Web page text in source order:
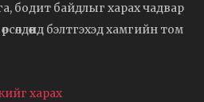
бодит байдлыг харах чадвар
бэлтгэхэд хамгийн том
харах